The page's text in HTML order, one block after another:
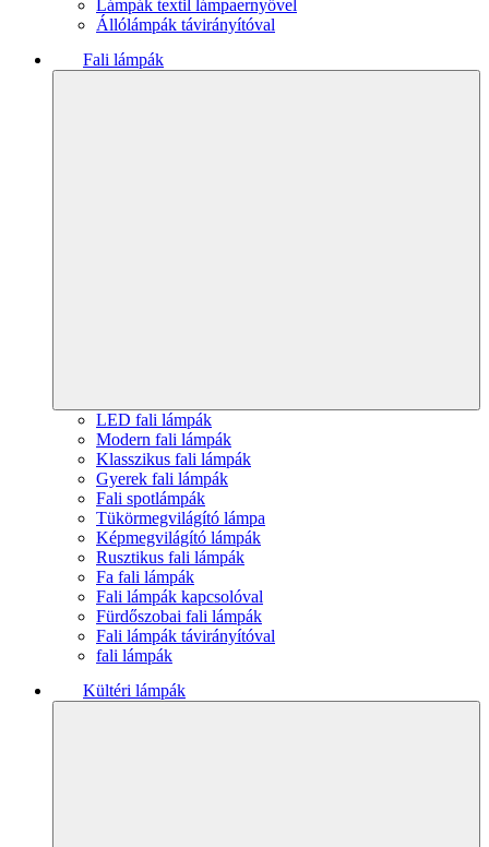
Lámpák textil lámpaernyővel
Állólámpák távirányítóval
Fali lámpák
LED fali lámpák
Modern fali lámpák
Klasszikus fali lámpák
Gyerek fali lámpák
Fali spotlámpák
Tükörmegvilágító lámpa
Képmegvilágító lámpák
Rusztikus fali lámpák
Fa fali lámpák
Fali lámpák kapcsolóval
Fürdőszobai fali lámpák
Fali lámpák távirányítóval
fali lámpák
Kültéri lámpák